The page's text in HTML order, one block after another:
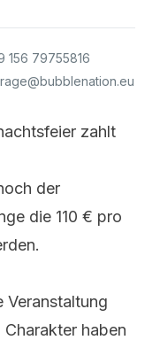
156 79755816
zwar für
pro Jahr
1 Nr. 1a EStG.
einer
zahlt
der
die 110 € pro
Veranstaltung
haben